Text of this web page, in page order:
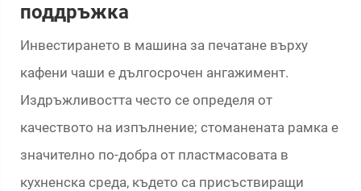
поддръжка
Инвестирането в машина за печатане върху
кафени чаши е дългосрочен ангажимент.
Издръжливостта често се определя от
качеството на изпълнение; стоманената рамка е
значително по-добра от пластмасовата в
кухненска среда, където са присъствиращи